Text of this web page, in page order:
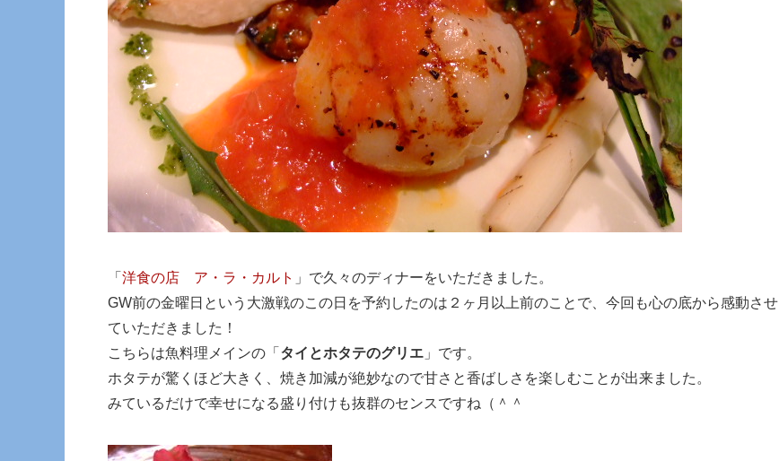
「 洋食の店 ア・ラ・カルト 」で久々のディナーをいただきました。
GW前の金曜日という大激戦のこの日を予約したのは２ヶ月以上前のことで、今回も心の底から感動させ
ていただきました！
こちらは魚料理メインの「 タイとホタテのグリエ 」です。
ホタテが驚くほど大きく、焼き加減が絶妙なので甘さと香ばしさを楽しむことが出来ました。
みているだけで幸せになる盛り付けも抜群のセンスですね（＾＾